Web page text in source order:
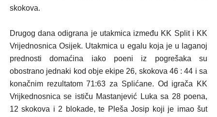
skokova.
Drugog dana odigrana je utakmica između KK Split i KK
Vrijednosnica Osijek. Utakmica u egalu koja je u laganoj
prednosti domaćina iako poeni iz pogrešaka su
obostrano jednaki kod obje ekipe 26, skokova 46 : 44 i sa
konačnim rezultatom 71:63 za Splićane. Od igrača KK
Vrijkednosnica se ističu Mastanjević Luka sa 28 poena,
12 skokova i 2 blokade, te Pleša Josip koji je imao šut